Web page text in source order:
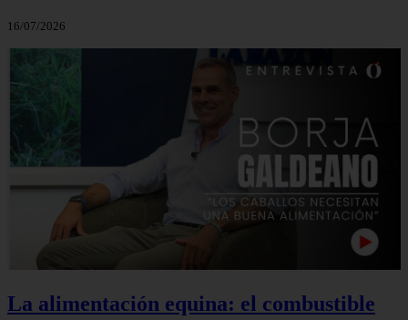
16/07/2026
La alimentación equina: el combustible